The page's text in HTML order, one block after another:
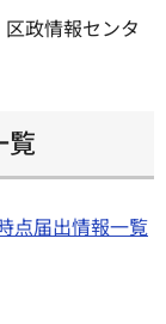
政情報センタ
覧
点届出情報一覧